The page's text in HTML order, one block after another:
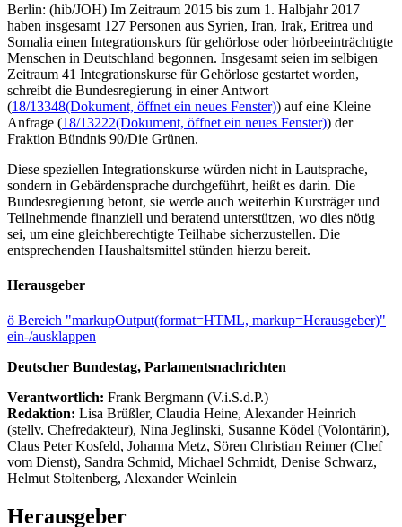
Berlin: (hib/JOH) Im Zeitraum 2015 bis zum 1. Halbjahr 2017
haben insgesamt 127 Personen aus Syrien, Iran, Irak, Eritrea und
Somalia einen Integrationskurs für gehörlose oder hörbeeinträchtigte
Menschen in Deutschland begonnen. Insgesamt seien im selbigen
Zeitraum 41 Integrationskurse für Gehörlose gestartet worden,
schreibt die Bundesregierung in einer Antwort
(18/13348(Dokument, öffnet ein neues Fenster)) auf eine Kleine
Anfrage (18/13222(Dokument, öffnet ein neues Fenster)) der
Fraktion Bündnis 90/Die Grünen.
Diese speziellen Integrationskurse würden nicht in Lautsprache,
sondern in Gebärdensprache durchgeführt, heißt es darin. Die
Bundesregierung betont, sie werde auch weiterhin Kursträger und
Teilnehmende finanziell und beratend unterstützen, wo dies nötig
sei, um eine gleichberechtigte Teilhabe sicherzustellen. Die
entsprechenden Haushaltsmittel stünden hierzu bereit.
Herausgeber
ö Bereich "markupOutput(format=HTML, markup=Herausgeber)"
ein-/ausklappen
Deutscher Bundestag, Parlamentsnachrichten
Verantwortlich: Frank Bergmann (V.i.S.d.P.)
Redaktion: Lisa Brüßler, Claudia Heine, Alexander Heinrich
(stellv. Chefredakteur), Nina Jeglinski, Susanne Ködel (Volontärin),
Claus Peter Kosfeld, Johanna Metz, Sören Christian Reimer (Chef
vom Dienst), Sandra Schmid, Michael Schmidt, Denise Schwarz,
Helmut Stoltenberg, Alexander Weinlein
Herausgeber